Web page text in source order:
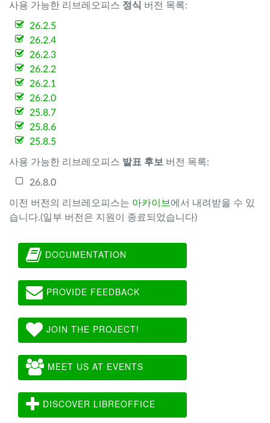
사용 가능한 리브레오피스 정식 버전 목록:
26.2.5
26.2.4
26.2.3
26.2.2
26.2.1
26.2.0
25.8.7
25.8.6
25.8.5
사용 가능한 리브레오피스 발표 후보 버전 목록:
26.8.0
이전 버전의 리브레오피스는 아카이브 에서 내려받을 수 있
습니다.(일부 버전은 지원이 종료되었습니다)
DOCUMENTATION
PROVIDE FEEDBACK
JOIN THE PROJECT!
MEET US AT EVENTS
DISCOVER LIBREOFFICE